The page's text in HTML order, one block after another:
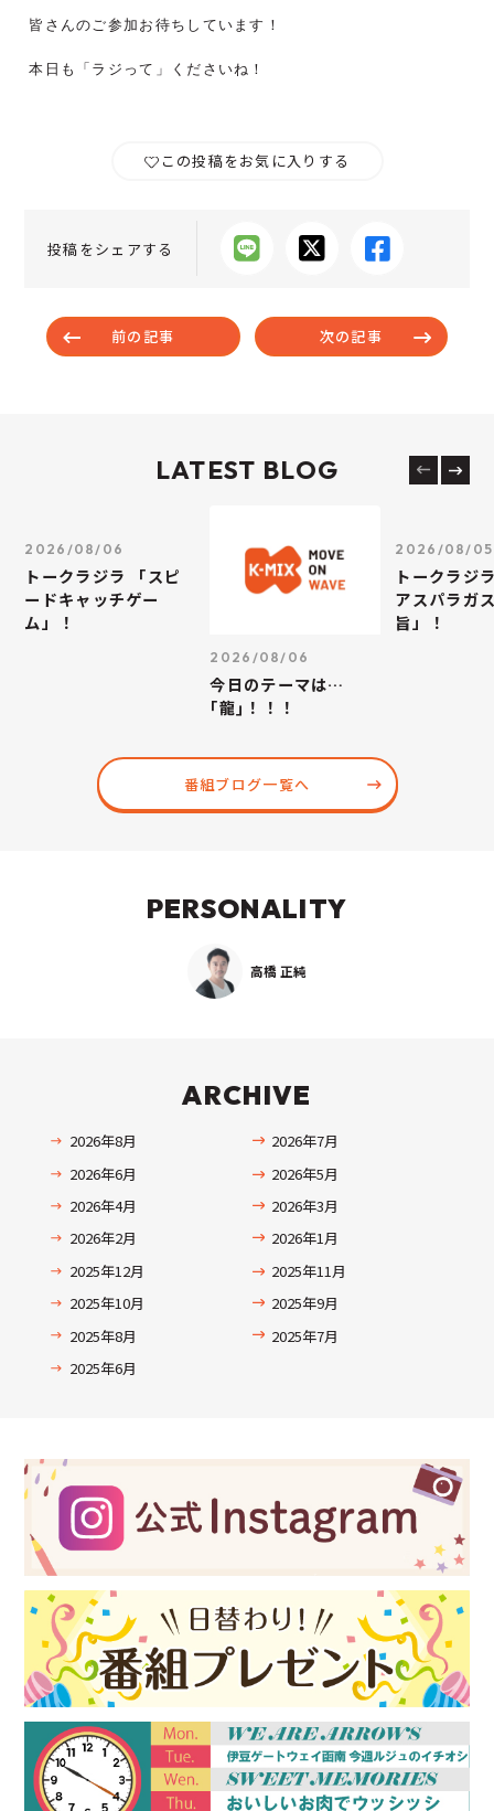
皆さんのご参加お待ちしています！
本日も「ラジって」くださいね！
この投稿をお気に入りする
投稿をシェアする
前の記事 次の記事
LATEST BLOG
2026/08/06
トークラジラ 「スピ
ードキャッチゲー
ム」！
2026/08/06
今日のテーマは…
｢龍｣！！！
2026/08/05
トークラジ
アスパラガ
旨」！
番組ブログ一覧へ
PERSONALITY
高橋 正純
ARCHIVE
2026年8月
2026年7月
2026年6月
2026年5月
2026年4月
2026年3月
2026年2月
2026年1月
2025年12月
2025年11月
2025年10月
2025年9月
2025年8月
2025年7月
2025年6月